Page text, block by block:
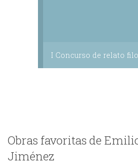
I Concurso de relato
Obras favoritas de
Jiménez